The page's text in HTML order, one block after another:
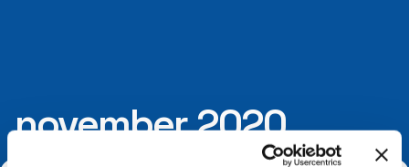
november 2020